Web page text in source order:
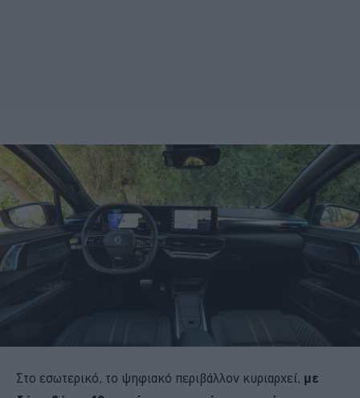
Στο εσωτερικό, το ψηφιακό περιβάλλον κυριαρχεί, με